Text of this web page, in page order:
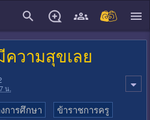
วามสุขเลย
น.
การศึกษา
ข้าราชการครู
close